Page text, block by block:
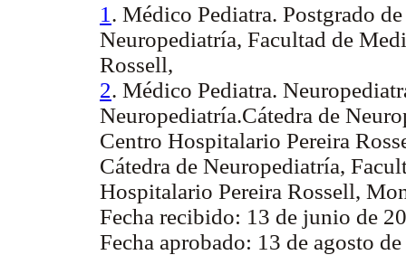
1 . Médico Pediatra. Postgrado
Neuropediatría, Facultad de
Rossell,
2. Médico Pediatra.
Neuropediatría.Cátedra de
Centro Hospitalario Pereira
Cátedra de Neuropediatría,
Hospitalario Pereira Rossell,
Fecha recibido: 13 de junio de
Fecha aprobado: 13 de agosto